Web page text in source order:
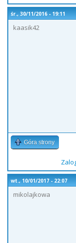
śr., 30/11/2016 - 19:11
kaasik42
Góra strony
wt., 10/01/2017 - 22:07
mikolajkowa